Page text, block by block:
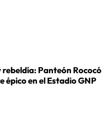
rebeldía: Panteón Rococó
épico en el Estadio GNP